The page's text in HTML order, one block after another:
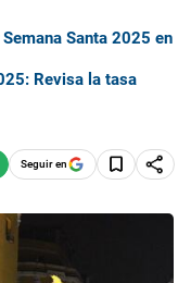
Santa 2025 en
Revisa la tasa
Seguir en